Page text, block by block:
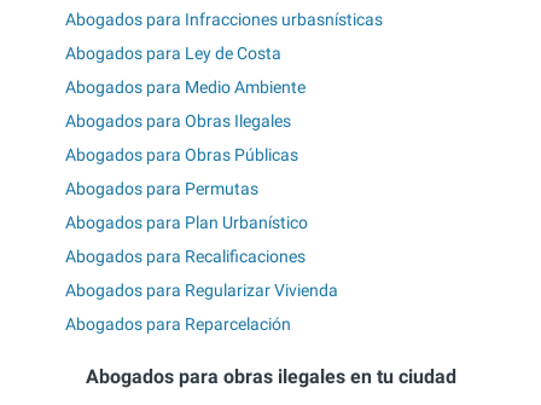
Abogados para Infracciones urbasnísticas
Abogados para Ley de Costa
Abogados para Medio Ambiente
Abogados para Obras Ilegales
Abogados para Obras Públicas
Abogados para Permutas
Abogados para Plan Urbanístico
Abogados para Recalificaciones
Abogados para Regularizar Vivienda
Abogados para Reparcelación
Abogados para obras ilegales en tu ciudad